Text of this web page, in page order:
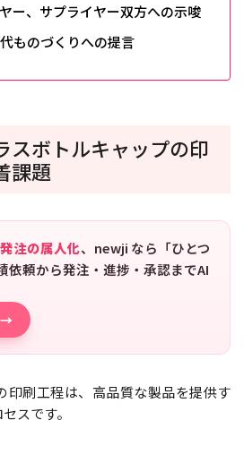
ー、サプライヤー双方への示唆
ものづくりへの提言
スボトルキャップの印
課題
注の属人化、newji なら「ひとつ
依頼から発注・進捗・承認までAI
→
印刷工程は、高品質な製品を提供す
スです。